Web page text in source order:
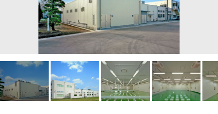
財務情報
公告
株式インフォメーション
学生の皆さまへ